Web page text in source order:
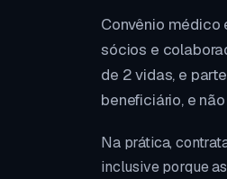
Convênio médico
sócios e
de 2 vidas, e
beneficiário, e
Na prática,
inclusive porque